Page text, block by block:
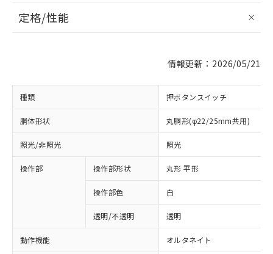
定格/性能
情報更新：2026/05/21
種類 押ボタンスイッチ
胴体形状 丸胴形(φ22/25mm共用)
照光/非照光 照光
操作部 操作部形状 丸形 平形
操作部色 白
透明/不透明 透明
動作機能 オルタネイト